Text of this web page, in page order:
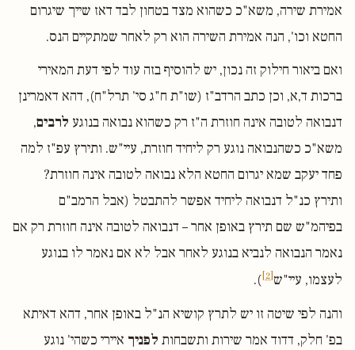
אמירת שירה, משא"כ כשהוא מצד בטחון לבד דאז שייך שיגרום
החטא וכו', הנה אמירת השירה הוא רק לאחר שמתקיים הנס.
ואם ביאור חילוק זה נכון, יש להוסיף בזה עוד לפי דעת המאירי
ברכות ד,א, וכן כתב הרדב"ז (שו"ת ח"ג סי' תרל"ח), דהא דאמרינן
דנבואה לטובה אינה חוזרת ה"ז רק כשהוא נבואה בנוגע לרבים,
משא"כ כשהנבואה נוגע רק ליחיד חוזרת, עיי"ש. ותירץ עפ"ז למה
פחד יעקב שמא יגרום החטא הלא נבואה לטובה אינה חוזרת?
ותירץ כנ"ל דנבואה ליחיד אפשר להתבטל (אבל הרמב"ם
בפיהמ"ש שם תירץ באופן אחר – דנבואה לטובה אינה חוזרת רק אם
נאמר הנבואה לנביא בנוגע לאחר אבל לא אם נאמר לו בנוגע
לעצמו, עיי"ש[2]
).
והנה לפי שיטה זו יש לתרץ קושיא הנ"ל באופן אחר, דהא דאיתא
בפ' חלק, דדוד אמר שירות ותשבחות לפניך איירי כשהי' נוגע